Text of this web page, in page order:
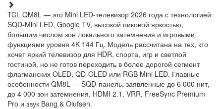
TCL QM8L — это Mini LED-телевизор 2026 года с технологией
SQD-Mini LED, Google TV, высокой пиковой яркостью,
большим числом зон локального затемнения и игровыми
функциями уровня 4K 144 Гц. Модель рассчитана на тех, кто
хочет яркий телевизор для HDR, спорта, игр и светлой
гостиной, но не готов переходить в более дорогой сегмент
флагманских OLED, QD-OLED или RGB Mini LED. Главные
особенности QM8L — SQD-панель, заявленные до 6 000 нит,
до 4 000 зон затемнения, HDMI 2.1, VRR, FreeSync Premium
Pro и звук Bang & Olufsen.